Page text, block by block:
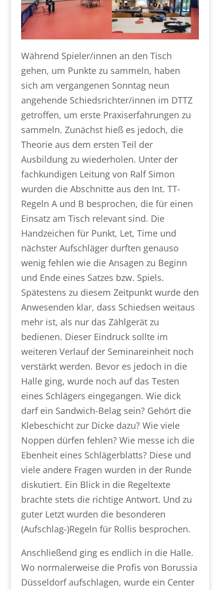
Während Spieler/innen an den Tisch
gehen, um Punkte zu sammeln, haben
sich am vergangenen Sonntag neun
angehende Schiedsrichter/innen im DTTZ
getroffen, um erste Praxiserfahrungen zu
sammeln. Zunächst hieß es jedoch, die
Theorie aus dem ersten Teil der
Ausbildung zu wiederholen. Unter der
fachkundigen Leitung von Ralf Simon
wurden die Abschnitte aus den Int. TT-
Regeln A und B besprochen, die für einen
Einsatz am Tisch relevant sind. Die
Handzeichen für Punkt, Let, Time und
nächster Aufschläger durften genauso
wenig fehlen wie die Ansagen zu Beginn
und Ende eines Satzes bzw. Spiels.
Spätestens zu diesem Zeitpunkt wurde den
Anwesenden klar, dass Schiedsen weitaus
mehr ist, als nur das Zählgerät zu
bedienen. Dieser Eindruck sollte im
weiteren Verlauf der Seminareinheit noch
verstärkt werden. Bevor es jedoch in die
Halle ging, wurde noch auf das Testen
eines Schlägers eingegangen. Wie dick
darf ein Sandwich-Belag sein? Gehört die
Klebeschicht zur Dicke dazu? Wie viele
Noppen dürfen fehlen? Wie messe ich die
Ebenheit eines Schlägerblatts? Diese und
viele andere Fragen wurden in der Runde
diskutiert. Ein Blick in die Regeltexte
brachte stets die richtige Antwort. Und zu
guter Letzt wurden die besonderen
(Aufschlag-)Regeln für Rollis besprochen.
Anschließend ging es endlich in die Halle.
Wo normalerweise die Profis von Borussia
Düsseldorf aufschlagen, wurde ein Center